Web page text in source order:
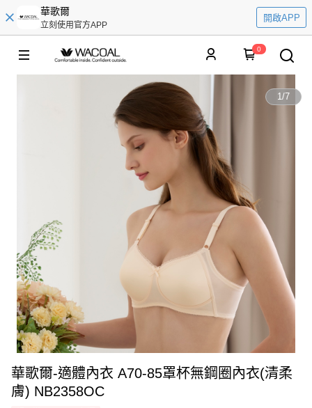
華歌爾
立刻使用官方APP
開啟APP
0
1/7
華歌爾-適體內衣 A70-85罩杯無鋼圈內衣(清柔
膚) NB2358OC